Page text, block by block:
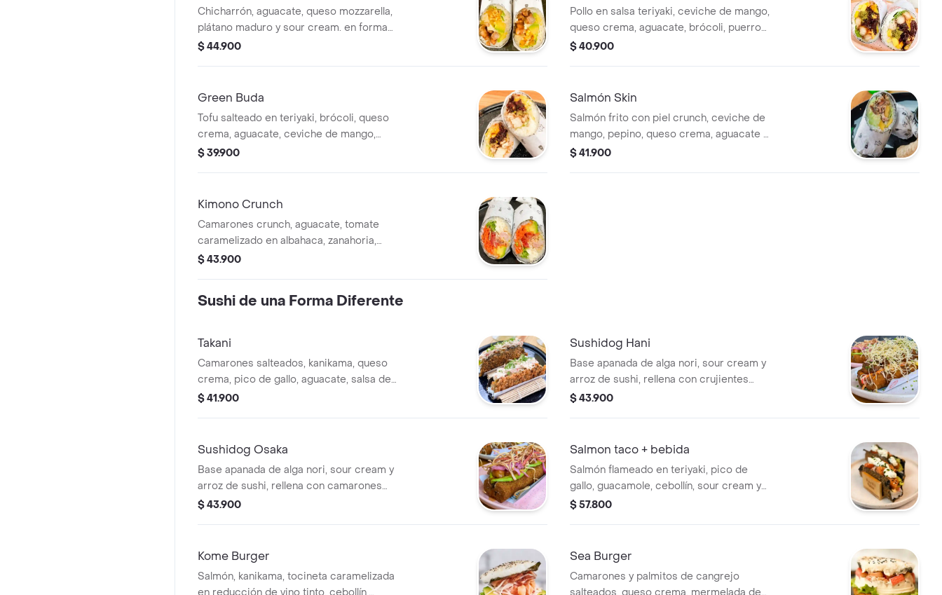
Chicharrón, aguacate, queso mozzarella,
plátano maduro y sour cream. en forma
de sushiburrito.
$ 44.900
Pollo en salsa teriyaki, ceviche de mango,
queso crema, aguacate, brócoli, puerro
crunch y salsa de ajonjolí. elige el pollo
$ 40.900
Green Buda
Tofu salteado en teriyaki, brócoli, queso
crema, aguacate, ceviche de mango,
puerro crunch y salsa de ajonjolí. en
$ 39.900
Salmón Skin
Salmón frito con piel crunch, ceviche de
mango, pepino, queso crema, aguacate y
salsa dinamita. en forma de sushiburrito.
$ 41.900
Kimono Crunch
Camarones crunch, aguacate, tomate
caramelizado en albahaca, zanahoria,
queso crema, salsas dinamita y mayonesa
$ 43.900
Sushi de una Forma Diferente
Takani
Camarones salteados, kanikama, queso
crema, pico de gallo, aguacate, salsa de
tamarindo y reducción de vino tinto. Cada
$ 41.900
Sushidog Hani
Base apanada de alga nori, sour cream y
arroz de sushi, rellena con crujientes
camarones apanados bañados en una
fresca ensalada de mango kani, coronado
$ 43.900
Sushidog Osaka
Base apanada de alga nori, sour cream y
arroz de sushi, rellena con camarones
salteados bañados en salsa agridulce,
y decorado con perejil.
$ 43.900
Salmon taco + bebida
Salmón flameado en teriyaki, pico de
gallo, guacamole, cebollín, sour cream y
salsa dinamita. cada plato trae 2
$ 57.800
Kome Burger
Salmón, kanikama, tocineta caramelizada
Sea Burger
Camarones y palmitos de cangrejo